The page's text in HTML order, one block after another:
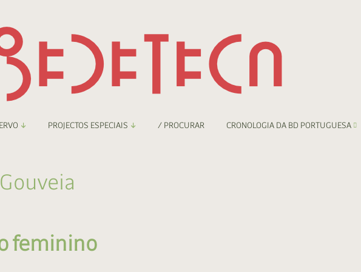
Comicarte
Digital
PROJECTOS ESPECIAIS
Recortes
/ PROCURAR CRONOLOGIA DA BD PORTUGUESA
feminino